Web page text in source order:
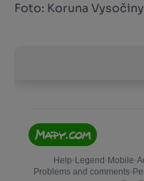
Foto: Koruna Vysočiny